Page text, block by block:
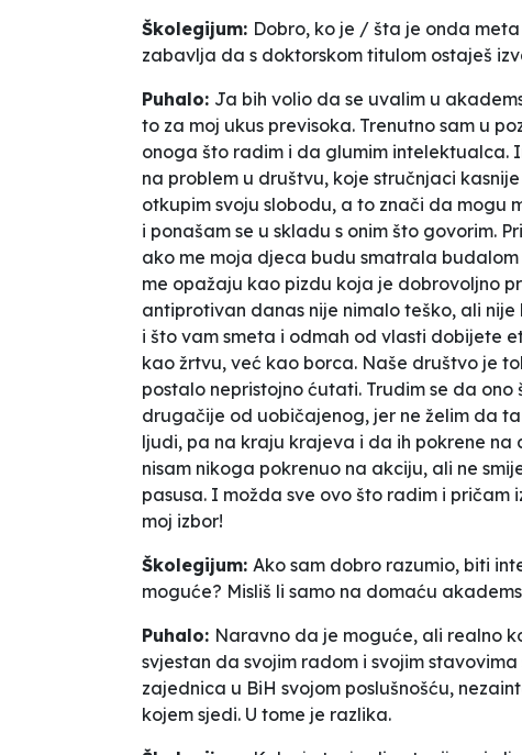
Školegijum: Dobro, ko je / šta je onda
zabavlja da s doktorskom titulom ostaješ
Puhalo: Ja bih volio da se uvalim u
to za moj ukus previsoka. Trenutno sam u
onoga što radim i da glumim intelektualca.
na problem u društvu, koje stručnjaci
otkupim svoju slobodu, a to znači da mogu
i ponašam se u skladu s onim što govorim.
ako me moja djeca budu smatrala
me opažaju kao pizdu koja je dobrovoljno
antiprotivan danas nije nimalo teško, ali
i što vam smeta i odmah od vlasti dobijete
kao žrtvu, već kao borca. Naše društvo je
postalo nepristojno ćutati. Trudim se da
drugačije od uobičajenog, jer ne želim da
ljudi, pa na kraju krajeva i da ih pokrene
nisam nikoga pokrenuo na akciju, ali ne
pasusa. I možda sve ovo što radim i
moj izbor!
Školegijum: Ako sam dobro razumio, biti
moguće? Misliš li samo na domaću
Puhalo: Naravno da je moguće, ali realno
svjestan da svojim radom i svojim
zajednica u BiH svojom poslušnošću,
kojem sjedi. U tome je razlika.